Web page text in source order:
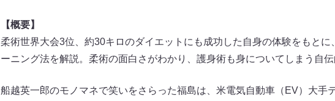
【概要】
柔術世界大会3位、約30キロのダイエットにも成功した自身の体験をもと
ーニング法を解説。柔術の面白さがわかり、護身術も身についてしまう自伝
船越英一郎のモノマネで笑いをさらった福島は、米電気自動車（EV）大手